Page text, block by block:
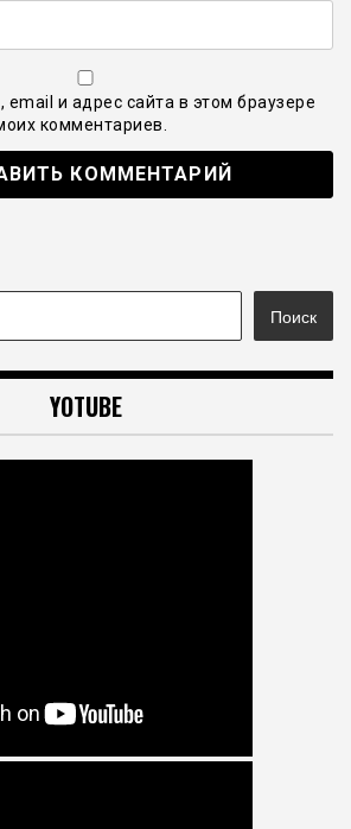
и адрес сайта в этом браузере
комментариев.
Поиск
YOTUBE